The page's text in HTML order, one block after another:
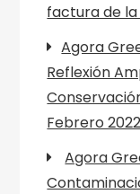
factura de la
Agora
Reflexión
Febrero 2022
Agora